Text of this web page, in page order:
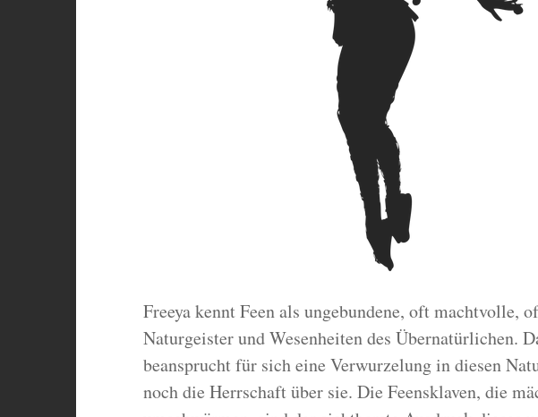
Freeya kennt Feen als ungebundene, oft machtvolle,
Naturgeister und Wesenheiten des Übernatürlichen.
beansprucht für sich eine Verwurzelung in diesen
noch die Herrschaft über sie. Die Feensklaven, die